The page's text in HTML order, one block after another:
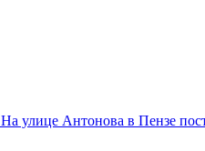
На улице Антонова в Пензе